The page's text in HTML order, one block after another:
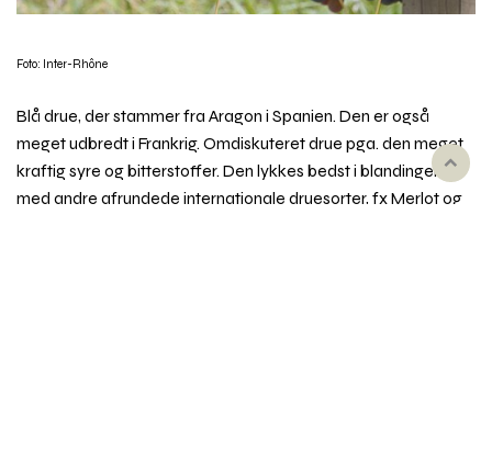
Foto: Inter-Rhône
Blå drue, der stammer fra Aragon i Spanien. Den er også
meget udbredt i Frankrig. Omdiskuteret drue pga. den meget
kraftig syre og bitterstoffer. Den lykkes bedst i blandinger
med andre afrundede internationale druesorter, fx Merlot og
Rul
til